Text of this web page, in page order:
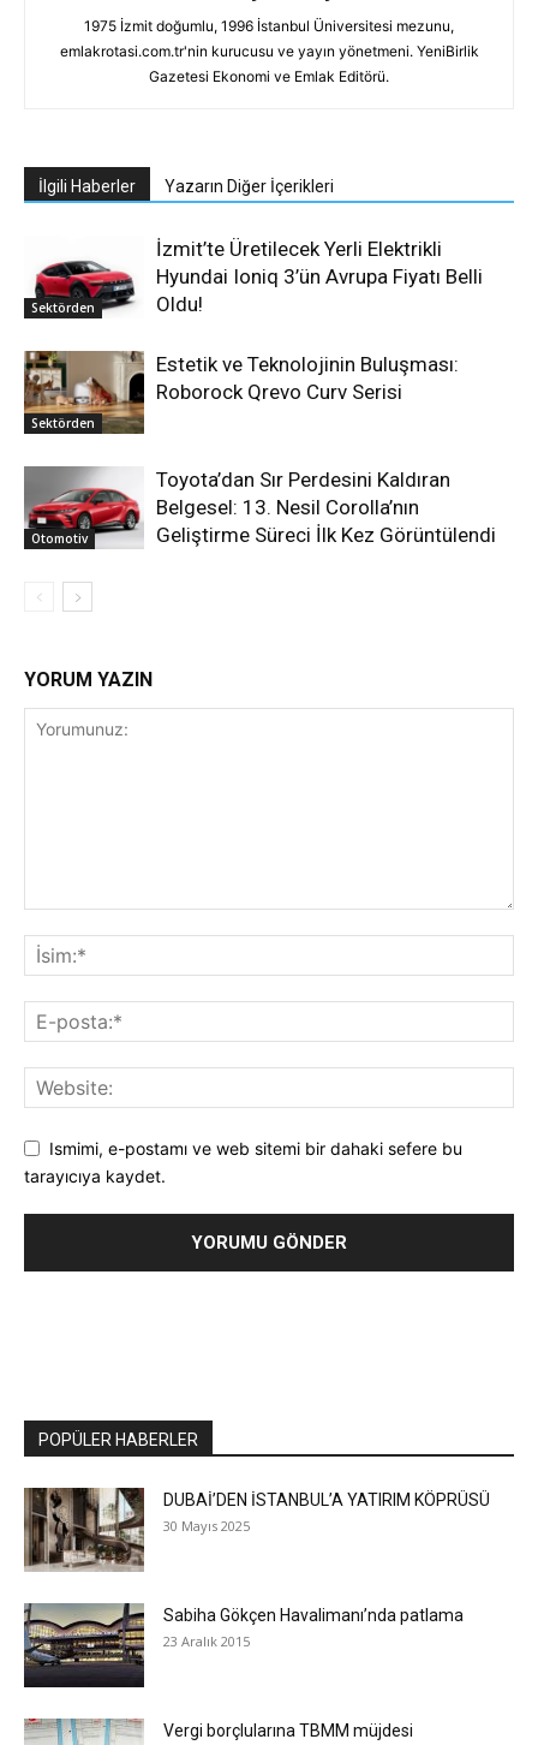
1975 İzmit doğumlu, 1996 İstanbul Üniversitesi mezunu,
emlakrotasi.com.tr'nin kurucusu ve yayın yönetmeni. YeniBirlik
Gazetesi Ekonomi ve Emlak Editörü.
İlgili Haberler Yazarın Diğer İçerikleri
Sektörden
İzmit’te Üretilecek Yerli Elektrikli
Hyundai Ioniq 3’ün Avrupa Fiyatı Belli
Oldu!
Sektörden
Estetik ve Teknolojinin Buluşması:
Roborock Qrevo Curv Serisi
Otomotiv
Toyota’dan Sır Perdesini Kaldıran
Belgesel: 13. Nesil Corolla’nın
Geliştirme Süreci İlk Kez Görüntülendi
YORUM YAZIN
Ismimi, e-postamı ve web sitemi bir dahaki sefere bu
tarayıcıya kaydet.
POPÜLER HABERLER
DUBAİ’DEN İSTANBUL’A YATIRIM KÖPRÜSÜ
30 Mayıs 2025
Sabiha Gökçen Havalimanı’nda patlama
23 Aralık 2015
Vergi borçlularına TBMM müjdesi